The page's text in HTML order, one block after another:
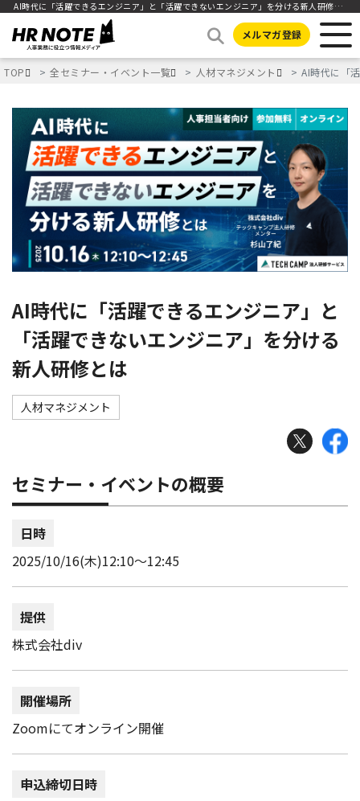
AI時代に「活躍できるエンジニア」と「活躍できないエンジニア」を分ける新人研修とは
メルマガ登録
TOP 全セミナー・イベント一覧 人材マネジメント AI時代に「
AI時代に「活躍できるエンジニア」と
「活躍できないエンジニア」を分ける
新人研修とは
人材マネジメント
セミナー・イベントの概要
日時
2025/10/16(木)12:10〜12:45
提供
株式会社div
開催場所
Zoomにてオンライン開催
申込締切日時